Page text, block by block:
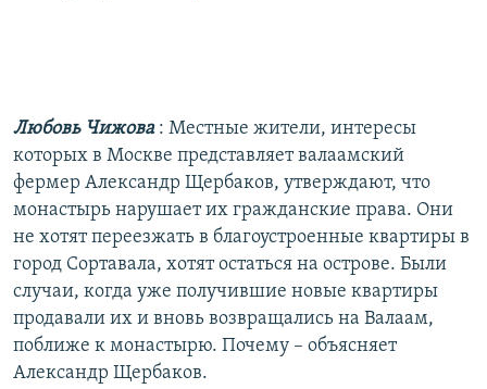
Любовь Чижова : Местные жители, интересы
которых в Москве представляет валаамский
фермер Александр Щербаков, утверждают, что
монастырь нарушает их гражданские права. Они
не хотят переезжать в благоустроенные квартиры в
город Сортавала, хотят остаться на острове. Были
случаи, когда уже получившие новые квартиры
продавали их и вновь возвращались на Валаам,
поближе к монастырю. Почему – объясняет
Александр Щербаков.